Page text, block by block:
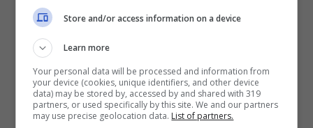
con una Lotus in difficoltà, Peterson riuscì
Italia). Ritornò alla March nel 1976, ma
riuscì ad aggiudicarsi solo il Gran Premio
d’Italia, quasi fosse un segno premonitore.
Store and/or access information on a device
Learn more
Your personal data will be processed and information from
your device (cookies, unique identifiers, and other device
data) may be stored by, accessed by and shared with 319
partners, or used specifically by this site. We and our partners
may use precise geolocation data. List of partners.